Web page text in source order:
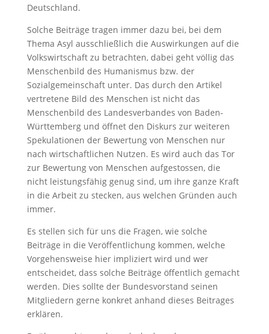
Deutschland.
Solche Beiträge tragen immer dazu bei, bei dem
Thema Asyl ausschließlich die Auswirkungen auf die
Volkswirtschaft zu betrachten, dabei geht völlig das
Menschenbild des Humanismus bzw. der
Sozialgemeinschaft unter. Das durch den Artikel
vertretene Bild des Menschen ist nicht das
Menschenbild des Landesverbandes von Baden-
Württemberg und öffnet den Diskurs zur weiteren
Spekulationen der Bewertung von Menschen nur
nach wirtschaftlichen Nutzen. Es wird auch das Tor
zur Bewertung von Menschen aufgestossen, die
nicht leistungsfähig genug sind, um ihre ganze Kraft
in die Arbeit zu stecken, aus welchen Gründen auch
immer.
Es stellen sich für uns die Fragen, wie solche
Beiträge in die Veröffentlichung kommen, welche
Vorgehensweise hier impliziert wird und wer
entscheidet, dass solche Beiträge öffentlich gemacht
werden. Dies sollte der Bundesvorstand seinen
Mitgliedern gerne konkret anhand dieses Beitrages
erklären.